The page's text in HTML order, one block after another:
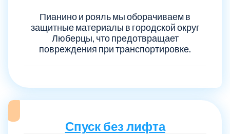
Пианино и рояль мы оборачиваем в
защитные материалы в городской округ
Люберцы, что предотвращает
повреждения при транспортировке.
Спуск без лифта